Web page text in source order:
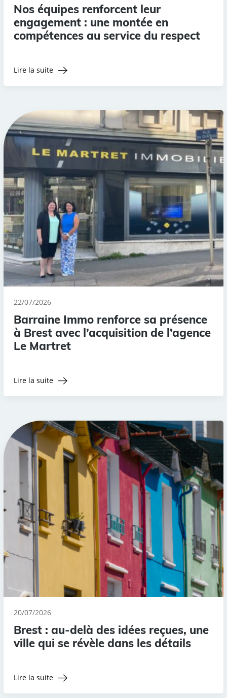
Nos équipes renforcent leur
engagement : une montée en
compétences au service du respect
Lire la suite
22/07/2026
Barraine Immo renforce sa présence
à Brest avec l’acquisition de l’agence
Le Martret
Lire la suite
20/07/2026
Brest : au-delà des idées reçues, une
ville qui se révèle dans les détails
Lire la suite